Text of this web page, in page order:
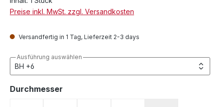
Preise inkl. MwSt. zzgl. Versandkosten
Versandfertig in 1 Tag, Lieferzeit 2-3 days
Ausführung auswählen
Durchmesser